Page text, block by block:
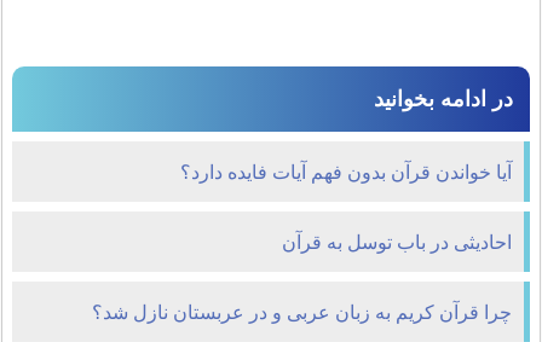
در ادامه بخوانید
آیا خواندن قرآن بدون فهم آیات فایده دارد؟
احادیثی در باب توسل به قرآن
چرا قرآن کریم به زبان عربی و در عربستان نازل شد؟